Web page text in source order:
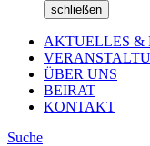
schließen
AKTUELLES &
ÜBER UNS
BEIRAT
KONTAKT
Suche